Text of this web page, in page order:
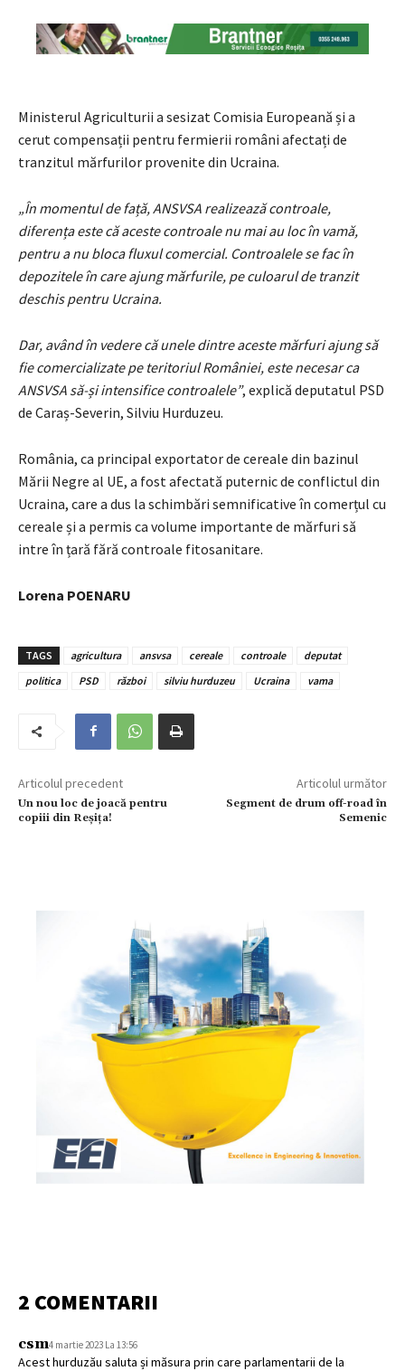
Ministerul Agriculturii a sesizat Comisia Europeană și a
cerut compensații pentru fermierii români afectați de
tranzitul mărfurilor provenite din Ucraina.
„În momentul de față, ANSVSA realizează controale,
diferența este că aceste controale nu mai au loc în vamă,
pentru a nu bloca fluxul comercial. Controalele se fac în
depozitele în care ajung mărfurile, pe culoarul de tranzit
deschis pentru Ucraina.
Dar, având în vedere că unele dintre aceste mărfuri ajung să
fie comercializate pe teritoriul României, este necesar ca
ANSVSA să-și intensifice controalele”, explică deputatul PSD
de Caraș-Severin, Silviu Hurduzeu.
România, ca principal exportator de cereale din bazinul
Mării Negre al UE, a fost afectată puternic de conflictul din
Ucraina, care a dus la schimbări semnificative în comerțul cu
cereale și a permis ca volume importante de mărfuri să
intre în țară fără controale fitosanitare.
Lorena POENARU
TAGS agricultura ansvsa cereale controale
deputat
politica
PSD război silviu hurduzeu Ucraina vama
Articolul precedent
Un nou loc de joacă pentru
copiii din Reșița!
Articolul următor
Segment de drum off-road în
Semenic
2 COMENTARII
csm4 martie 2023 La 13:56
Acest hurduzău saluta și măsura prin care parlamentarii de la